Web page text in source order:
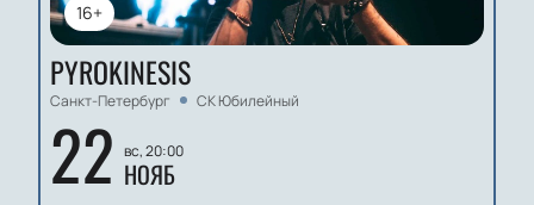
16+
PYROKINESIS
Санкт-Петербург СК Юбилейный
22 вс, 20:00
НОЯБ